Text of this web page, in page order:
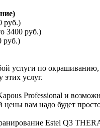
руб.)
3400 руб.)
руб.)
услуги по
этих услуг.
Professional и
вам надо будет
Estel Q3